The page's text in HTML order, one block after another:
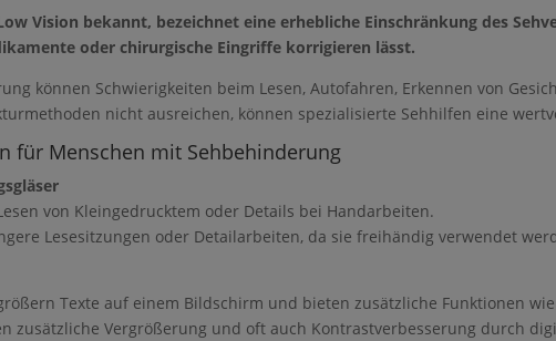
Vision bekannt, bezeichnet eine erhebliche Einschränkung des
oder chirurgische Eingriffe korrigieren lässt.
können Schwierigkeiten beim Lesen, Autofahren, Erkennen von
nicht ausreichen, können spezialisierte Sehhilfen eine
für Menschen mit Sehbehinderung
von Kleingedrucktem oder Details bei Handarbeiten.
Lesesitzungen oder Detailarbeiten, da sie freihändig verwendet
Texte auf einem Bildschirm und bieten zusätzliche Funktionen
zusätzliche Vergrößerung und oft auch Kontrastverbesserung durch